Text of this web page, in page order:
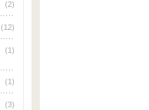
(2)
(12)
(1)
(1)
(3)